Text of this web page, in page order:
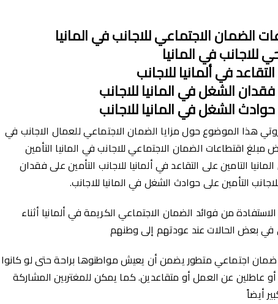
الضمان الاجتماعي للاجانب في المانيا
للاجانب في المانيا
في ألمانيا للاجانب
الشغل في المانيا للاجانب
الشغل في المانيا للاجانب
هذا الموضوع حول مزايا الضمان الاجتماعي للعمال الاجانب في
مبلغ اقتطاعات الضمان الاجتماعي للاجانب في المانيا التأمين
التامين على التقاعد في ألمانيا للاجانب التأمين على فقدان
التأمين على حوادث الشغل في المانيا للاجانب.
من فوائد الضمان الاجتماعي الكريمة في ألمانيا أثناء
في بعض الحالات عند عودتهم إلى وطنهم
ضمان اجتماعي متطور يضمن أن يعيش مواطنوها براحة حتى لو كانوا
عاطلين عن العمل أو متقاعدين. كما يمكن للمغتربين المشاركة
أيضاً